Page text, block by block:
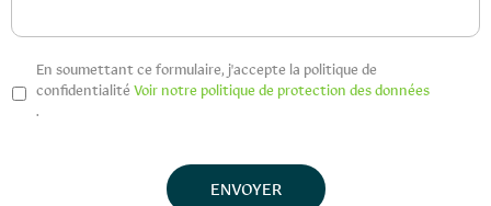
Privacy *
En soumettant ce formulaire, j'accepte la politique de
confidentialité Voir notre politique de protection des données
.